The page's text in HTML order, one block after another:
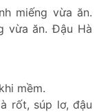
miếng vừa ăn.
vừa ăn. Đậu Hà
mềm.
rốt, súp lơ, đậu